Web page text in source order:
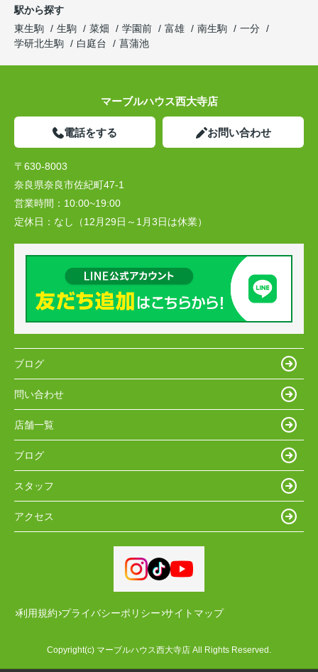
駅から探す
東生駒
生駒 菜畑 学園前 富雄 南生駒
一分
学研北生駒
白庭台 菖蒲池
マーブルハウス西大寺店
電話をする お問い合わせ
〒630-8003
奈良県奈良市佐紀町47-1
営業時間： 10:00~19:00
定休日： なし（12月29日～1月3日は休業）
ブログ
問い合わせ
店舗一覧
ブログ
スタッフ
アクセス
利用規約 プライバシーポリシー サイトマップ
Copyright(c) マーブルハウス西大寺店 All Rights Reserved.